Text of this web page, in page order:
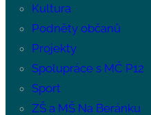
Kultura
Podněty občanů
Projekty
Spolupráce s MČ P12
Sport
ZŠ a MŠ Na Beránku